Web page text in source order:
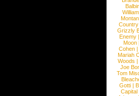
Grizzly
Enemy |
Moon
Cohen
Mariah
Woods
Joe
Tom
Gotti |
Capital